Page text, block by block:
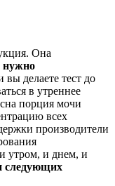
Она
нужно
вы делаете тест до
в утреннее
порция мочи
всех
производители
утром, и днем, и
следующих